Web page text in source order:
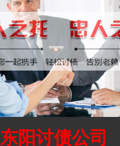
东阳讨债公司